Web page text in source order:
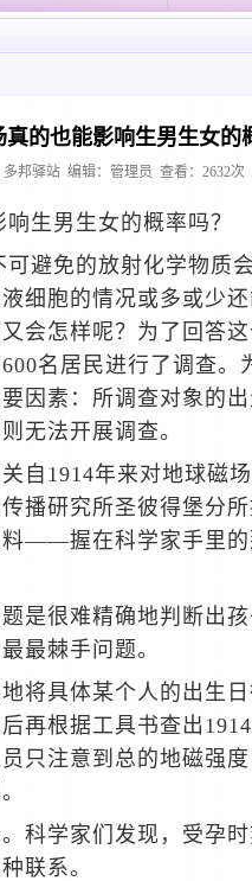
真的也能影响生男生女的
多邦驿站 编辑：管理员 查看：2632
生男生女的概率吗？
避免的放射化学物质
细胞的情况或多或少
会怎样呢？为了回答
名居民进行了调查。
因素：所调查对象的
无法开展调查。
自1914年来对地球磁
播研究所圣彼得堡分
料——握在科学家手里
是很难精确地判断出
最棘手问题。
具体某个人的出生日
再根据工具书查出
只注意到总的地磁强
学家们发现，受孕时
联系。